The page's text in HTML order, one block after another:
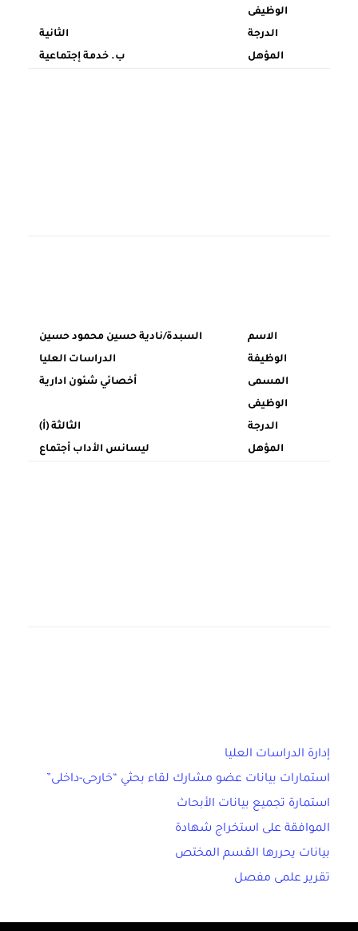
الوظيفى
الدرجة
الثانية
المؤهل
ب. خدمة إجتماعية
الاسم
السبدة/نادية حسين محمود حسين
الوظيفة
الدراسات العليا
المسمى
الوظيفى
أخصائي شئون ادارية
الدرجة
الثالثة (أ)
المؤهل
ليسانس الأداب أجتماع
إدارة الدراسات العليا
استمارات بيانات عضو مشارك لقاء بحثي “خارحى-داخلى”
استمارة تجميع بيانات الأبحاث
الموافقة على استخراج شهادة
بيانات يحررها القسم المختص
تقرير علمى مفصل